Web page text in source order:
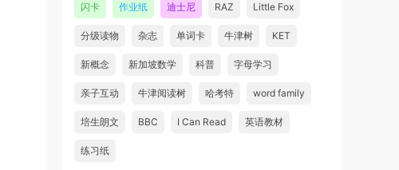
闪卡 作业纸 迪士尼 RAZ Little Fox
分级读物 杂志 单词卡 牛津树 KET
新概念 新加坡数学 科普 字母学习
亲子互动 牛津阅读树 哈考特 word family
培生朗文 BBC I Can Read 英语教材
练习纸